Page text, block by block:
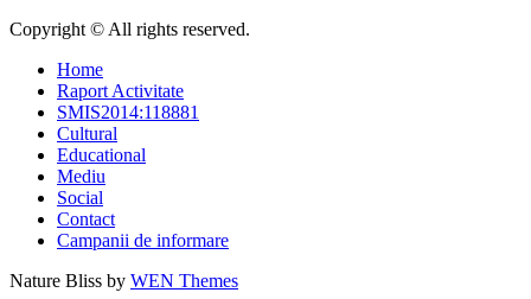
Copyright © All rights reserved.
Home
Raport Activitate
SMIS2014:118881
Cultural
Educational
Mediu
Social
Contact
Campanii de informare
Nature Bliss by WEN Themes